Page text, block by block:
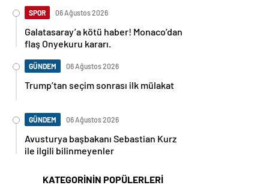
SPOR 06 Ağustos 2026
Galatasaray’a kötü haber! Monaco’dan
flaş Onyekuru kararı.
GÜNDEM 06 Ağustos 2026
Trump’tan seçim sonrası ilk mülakat
GÜNDEM 06 Ağustos 2026
Avusturya başbakanı Sebastian Kurz
ile ilgili bilinmeyenler
KATEGORİNİN POPÜLERLERİ